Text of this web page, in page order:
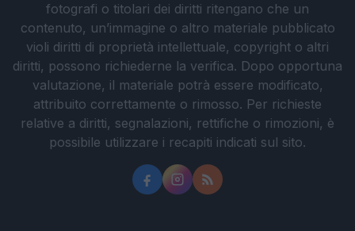
fotografi o titolari dei diritti ritengano che un
contenuto, un’immagine o altro materiale pubblicato
violi diritti di proprietà intellettuale, copyright o altri
diritti, possono richiederne la verifica. Dopo opportuna
valutazione, il materiale potrà essere modificato,
attribuito correttamente o rimosso. Per richieste
relative a diritti, segnalazioni, rettifiche o rimozioni, è
possibile utilizzare i recapiti indicati sul sito.